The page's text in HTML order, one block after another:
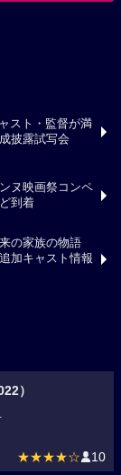
スト・監督が満
披露試写会
ヌ映画祭コンペ
到着
の家族の物語
加キャスト情報
）
★★★★☆ 10